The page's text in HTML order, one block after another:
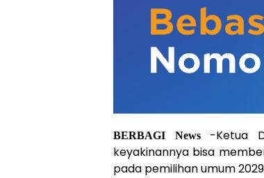
BERBAGI News-Ketua
keyakinannya bisa
pada pemilihan umum